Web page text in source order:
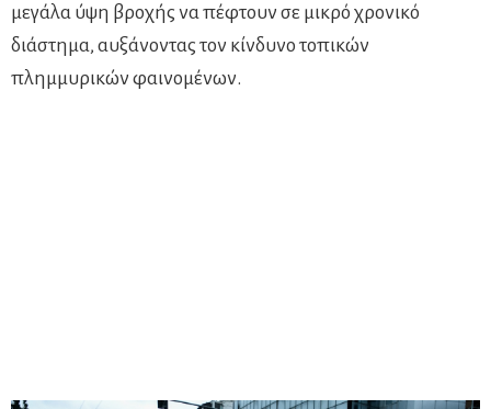
μεγάλα ύψη βροχής να πέφτουν σε μικρό χρονικό
διάστημα, αυξάνοντας τον κίνδυνο τοπικών
πλημμυρικών φαινομένων.